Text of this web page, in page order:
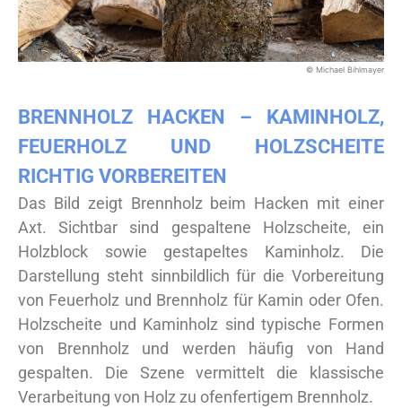
© Michael Bihlmayer
BRENNHOLZ HACKEN – KAMINHOLZ,
FEUERHOLZ UND HOLZSCHEITE
RICHTIG VORBEREITEN
Das Bild zeigt Brennholz beim Hacken mit einer
Axt. Sichtbar sind gespaltene Holzscheite, ein
Holzblock sowie gestapeltes Kaminholz. Die
Darstellung steht sinnbildlich für die Vorbereitung
von Feuerholz und Brennholz für Kamin oder Ofen.
Holzscheite und Kaminholz sind typische Formen
von Brennholz und werden häufig von Hand
gespalten. Die Szene vermittelt die klassische
Verarbeitung von Holz zu ofenfertigem Brennholz.